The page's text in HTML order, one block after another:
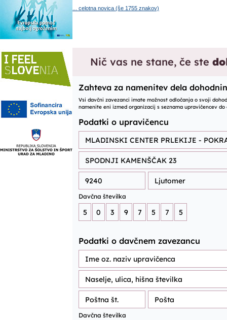
... celotna novica (še 1755 znakov)